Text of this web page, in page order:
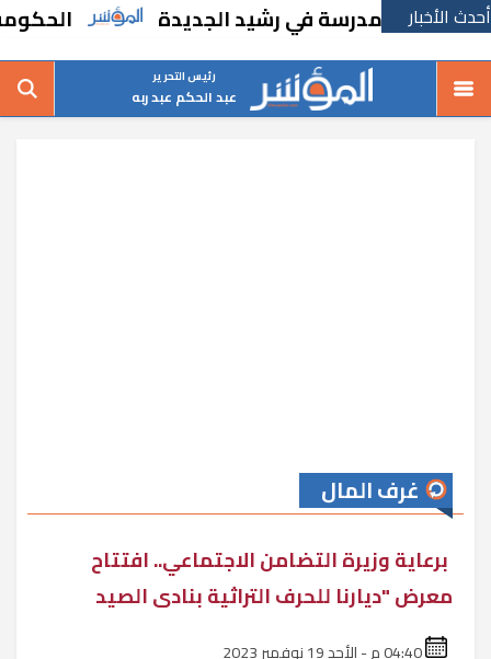
أحدث الأخبارمدرسة في رشيد الجديدة الحكومة تقر
رئيس التحرير
عبد الحكم عبد ربه
غرف المال
برعاية وزيرة التضامن الاجتماعي.. افتتاح
معرض "ديارنا للحرف التراثية بنادى الصيد